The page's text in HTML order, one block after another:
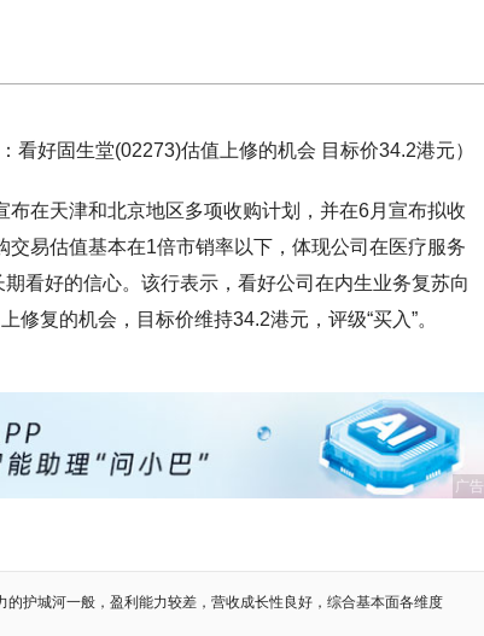
看好固生堂(02273)估值上修的机会 目标价34.2港元）
在天津和北京地区多项收购计划，并在6月宣布拟收
易估值基本在1倍市销率以下，体现公司在医疗服务
看好的信心。该行表示，看好公司在内生业务复苏向
复的机会，目标价维持34.2港元，评级“买入”。
广告
护城河一般，盈利能力较差，营收成长性良好，综合基本面各维度